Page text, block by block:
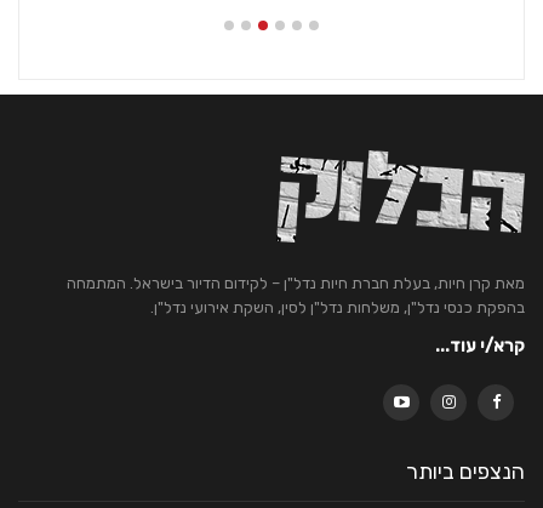
מאת קרן חיות, בעלת חברת חיות נדל"ן – לקידום הדיור בישראל. המתמחה
בהפקת כנסי נדל"ן, משלחות נדל"ן לסין, השקת אירועי נדל"ן.
קרא/י עוד...
הנצפים ביותר